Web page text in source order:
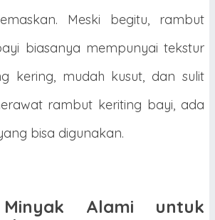
Meski begitu, rambut
biasanya mempunyai tekstur
kering, mudah kusut, dan sulit
rambut keriting bayi, ada
bisa digunakan.
Alami untuk